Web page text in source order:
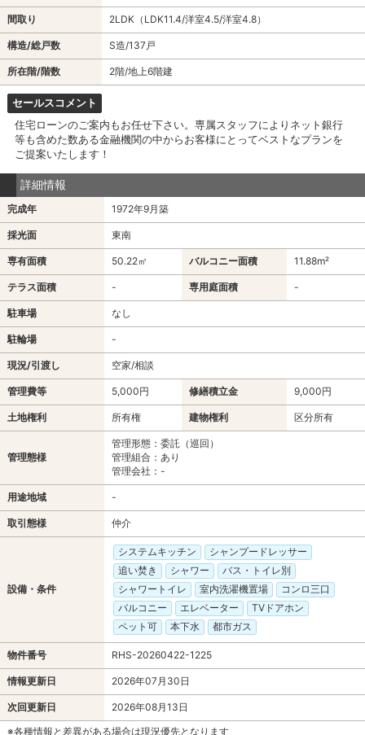
間取り 2LDK（LDK11.4/洋室4.5/洋室4.8）
構造/総戸数 S造/137戸
所在階/階数 2階/地上6階建
セールスコメント
住宅ローンのご案内もお任せ下さい。専属スタッフによりネット銀行
等も含めた数ある金融機関の中からお客様にとってベストなプランを
ご提案いたします！
詳細情報
完成年 1972年9月築
採光面 東南
専有面積 50.22㎡ バルコニー面積 11.88m²
テラス面積 - 専用庭面積 -
駐車場 なし
駐輪場 -
現況/引渡し 空家/相談
管理費等 5,000円 修繕積立金 9,000円
土地権利 所有権 建物権利 区分所有
管理態様
管理形態：委託（巡回）
管理組合：あり
管理会社：-
用途地域 -
取引態様 仲介
設備・条件
システムキッチン
シャンプードレッサー
追い焚き
シャワー
バス・トイレ別
シャワートイレ
室内洗濯機置場
コンロ三口
バルコニー
エレベーター
TVドアホン
ペット可
本下水 都市ガス
物件番号 RHS-20260422-1225
情報更新日 2026年07月30日
次回更新日
2026年08月13日
※各種情報と差異がある場合は現況優先となります